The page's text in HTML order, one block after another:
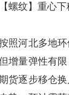
纹】重心下
河北多地环保
增量弹性有
货逐步移仓